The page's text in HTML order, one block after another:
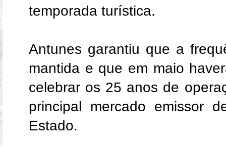
temporada turística.
Antunes garantiu que a
mantida e que em maio
celebrar os 25 anos de
principal mercado emissor
Estado.